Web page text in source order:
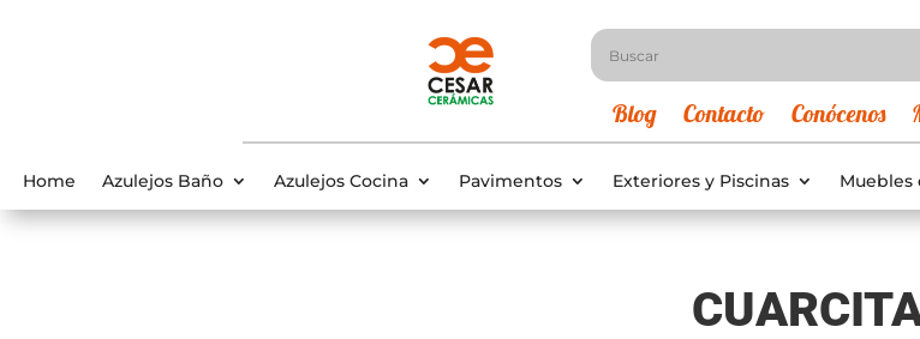
Blog Contacto Conócenos
Home Azulejos Baño Azulejos Cocina Pavimentos Exteriores y Piscinas Muebles